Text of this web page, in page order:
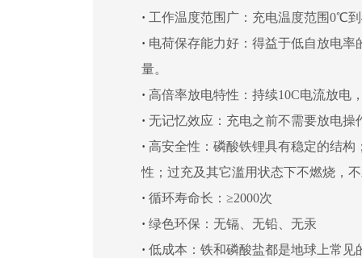
· 工作温度范围广：充电温度范围0℃
· 电荷保存能力好：得益于低自放电
量。
· 高倍率放电特性：持续10C电流放电
· 无记忆效应：充电之前不需要放电操
· 高安全性：磷酸铁锂具有稳定的结构
性；过充及其它滥用状态下不燃烧，
· 循环寿命长：≥2000次
· 绿色环保：无镉、无铅、无汞
· 低成本：铁和磷酸盐都是地球上常见